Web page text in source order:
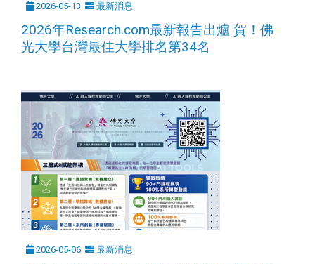
2026-05-13 最新消息
2026年Research.com最新報告出爐 賀！佛
光大學台灣最佳大學排名第34名
2026-05-06 最新消息